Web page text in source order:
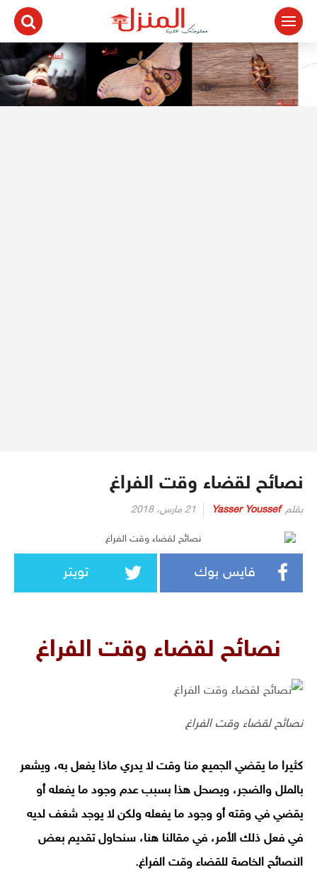
التجاوز
المحتوى
نصائح لقضاء وقت الفراغ
بقلم Yasser Youssef 21 مارس، 2018
فايس بوك تويتر
نصائح لقضاء وقت الفراغ
نصائح لقضاء وقت الفراغ
كثيرا ما يقضي الجميع منا وقت لا يدري ماذا يفعل به، ويشعر
بالملل والضجر، ويصحل هذا بسبب عدم وجود ما يفعله أو
يقضي في وقته أو وجود ما يفعله ولكن لا يوجد شغف لديه
في فعل ذلك الأمر، في مقالنا هنا، سنحاول تقديم بعض
النصائح الخاصة للقضاء وقت الفراغ.